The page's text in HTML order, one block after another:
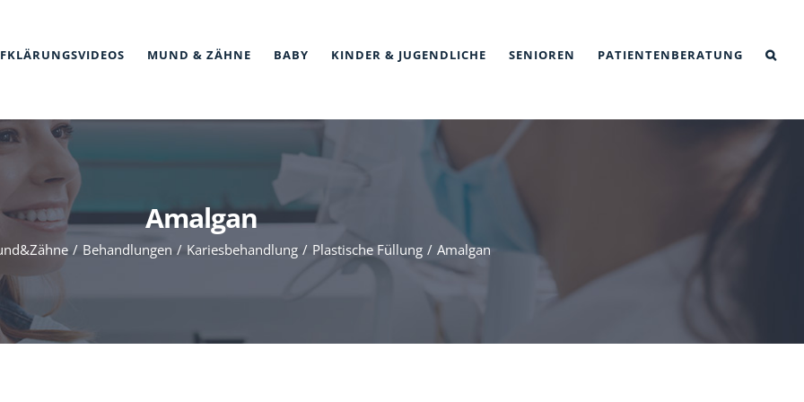
MUND & ZÄHNE BABY KINDER & JUGENDLICHE SENIOREN PATIENTENBERATUNG
Amalgan
Behandlungen Kariesbehandlung Plastische Füllung Amalgan